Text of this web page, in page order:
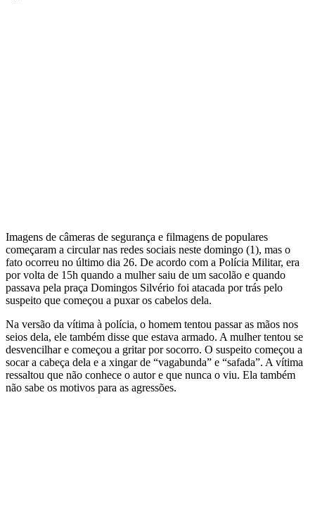
Imagens de câmeras de segurança e filmagens de populares
começaram a circular nas redes sociais neste domingo (1), mas o
fato ocorreu no último dia 26. De acordo com a Polícia Militar, era
por volta de 15h quando a mulher saiu de um sacolão e quando
passava pela praça Domingos Silvério foi atacada por trás pelo
suspeito que começou a puxar os cabelos dela.
Na versão da vítima à polícia, o homem tentou passar as mãos nos
seios dela, ele também disse que estava armado. A mulher tentou se
desvencilhar e começou a gritar por socorro. O suspeito começou a
socar a cabeça dela e a xingar de “vagabunda” e “safada”. A vítima
ressaltou que não conhece o autor e que nunca o viu. Ela também
não sabe os motivos para as agressões.